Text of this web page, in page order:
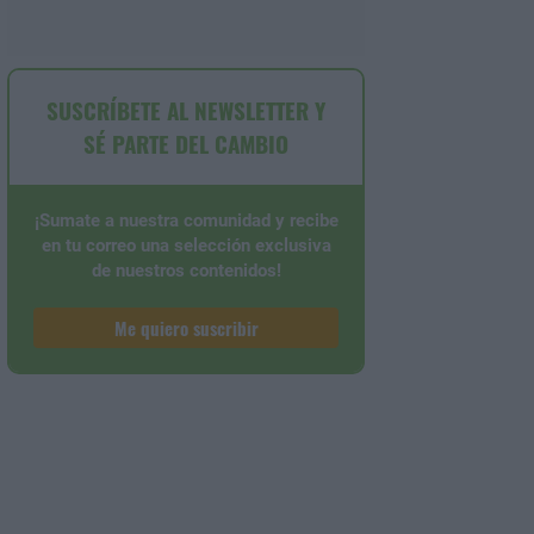
SUSCRÍBETE AL NEWSLETTER Y
SÉ PARTE DEL CAMBIO
¡Sumate a nuestra comunidad y recibe
en tu correo una selección exclusiva
de nuestros contenidos!
Me quiero suscribir